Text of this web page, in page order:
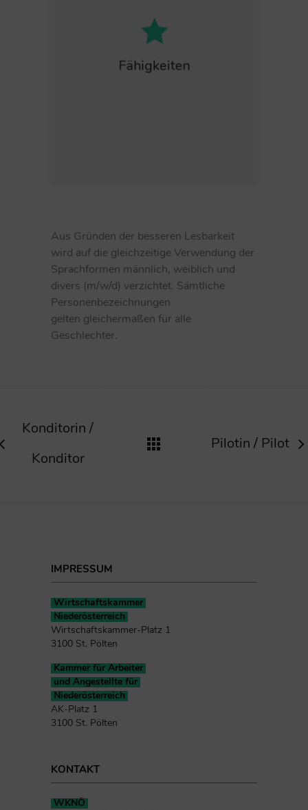
Fähigkeiten
sprachgewandt
ideenreich
Aus Gründen der besseren Lesbarkeit
wird auf die gleichzeitige Verwendung der
Sprachformen männlich, weiblich und
divers (m/w/d) verzichtet. Sämtliche
Personenbezeichnungen
gelten gleichermaßen für alle
Geschlechter.
Konditorin /
Konditor
Pilotin / Pilot
IMPRESSUM
Wirtschaftskammer
Niederösterreich
Wirtschaftskammer-Platz 1
3100 St. Pölten
Kammer für Arbeiter
und Angestellte für
Niederösterreich
AK-Platz 1
3100 St. Pölten
KONTAKT
WKNÖ